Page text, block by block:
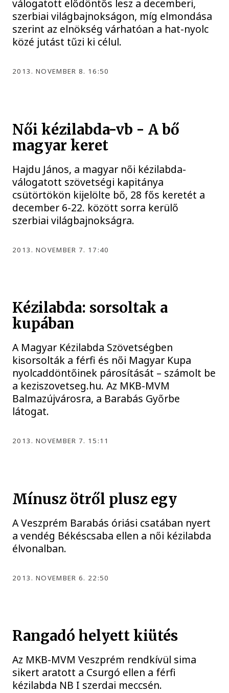
válogatott elődöntős lesz a decemberi,
szerbiai világbajnokságon, míg elmondása
szerint az elnökség várhatóan a hat-nyolc
közé jutást tűzi ki célul.
2013. NOVEMBER 8. 16:50
Női kézilabda-vb - A bő
magyar keret
Hajdu János, a magyar női kézilabda-
válogatott szövetségi kapitánya
csütörtökön kijelölte bő, 28 fős keretét a
december 6-22. között sorra kerülő
szerbiai világbajnokságra.
2013. NOVEMBER 7. 17:40
Kézilabda: sorsoltak a
kupában
A Magyar Kézilabda Szövetségben
kisorsolták a férfi és női Magyar Kupa
nyolcaddöntőinek párosítását – számolt be
a keziszovetseg.hu. Az MKB-MVM
Balmazújvárosra, a Barabás Győrbe
látogat.
2013. NOVEMBER 7. 15:11
Mínusz ötről plusz egy
A Veszprém Barabás óriási csatában nyert
a vendég Békéscsaba ellen a női kézilabda
élvonalban.
2013. NOVEMBER 6. 22:50
Rangadó helyett kiütés
Az MKB-MVM Veszprém rendkívül sima
sikert aratott a Csurgó ellen a férfi
kézilabda NB I szerdai meccsén.